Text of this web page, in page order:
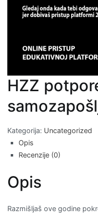
HZZ
Kategorija: Uncategorized
Opis
Recenzije (0)
Opis
Razmišljaš ove godine